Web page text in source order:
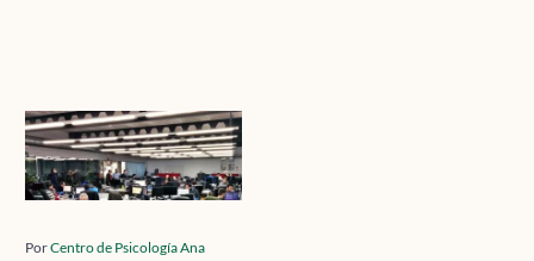
Localízanos
¿Cómo
afecta
el
a
PorCentro de Psicología Ana